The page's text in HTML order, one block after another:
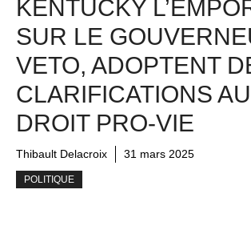
KENTUCKY
SUR LE
VETO, ADOPTENT
CLARIFICATIONS AU
DROIT PRO-VIE
Thibault Delacroix 31 mars 2025
POLITIQUE